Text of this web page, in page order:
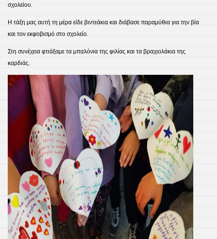
σχολείου.
Η τάξη μας αυτή τη μέρα είδε βιντεάκια και διάβασε παραμύθια για την βία
και τον εκφοβισμό στο σχολείο.
Στη συνέχεια φτιάξαμε τα μπαλόνια της φιλίας και τα βραχιολάκια της
καρδιάς.